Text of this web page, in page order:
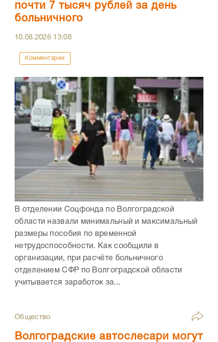
почти 7 тысяч рублей за день
больничного
10.08.2026 13:08
Комментарии
В отделении Соцфонда по Волгоградской
области назвали минимальный и максимальный
размеры пособия по временной
нетрудоспособности. Как сообщили в
организации, при расчёте больничного
отделением СФР по Волгоградской области
учитывается заработок за...
Общество
Волгоградские автослесари могут